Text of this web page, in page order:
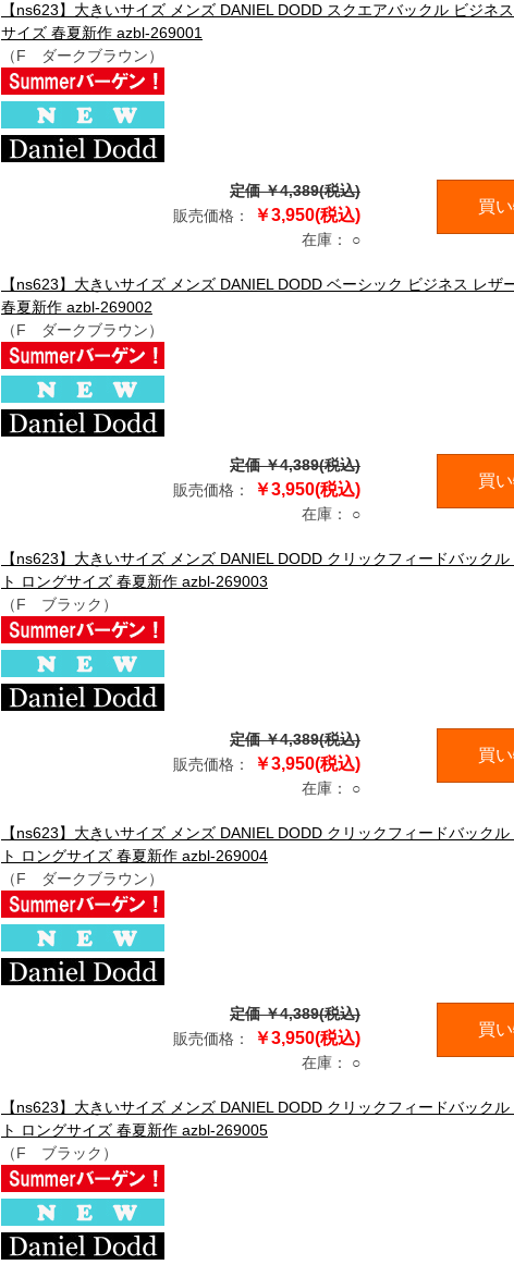
【ns623】大きいサイズ メンズ DANIEL DODD スクエアバックル ビジネ
サイズ 春夏新作 azbl-269001
（F ダークブラウン）
定価 ￥4,389(税込)
販売価格：
￥3,950(税込)
在庫： ○
買
【ns623】大きいサイズ メンズ DANIEL DODD ベーシック ビジネス レザ
春夏新作 azbl-269002
（F ダークブラウン）
定価 ￥4,389(税込)
販売価格：
￥3,950(税込)
在庫： ○
買
【ns623】大きいサイズ メンズ DANIEL DODD クリックフィードバック
ト ロングサイズ 春夏新作 azbl-269003
（F ブラック）
定価 ￥4,389(税込)
販売価格：
￥3,950(税込)
在庫： ○
買
【ns623】大きいサイズ メンズ DANIEL DODD クリックフィードバック
ト ロングサイズ 春夏新作 azbl-269004
（F ダークブラウン）
定価 ￥4,389(税込)
販売価格：
￥3,950(税込)
在庫： ○
買
【ns623】大きいサイズ メンズ DANIEL DODD クリックフィードバック
ト ロングサイズ 春夏新作 azbl-269005
（F ブラック）